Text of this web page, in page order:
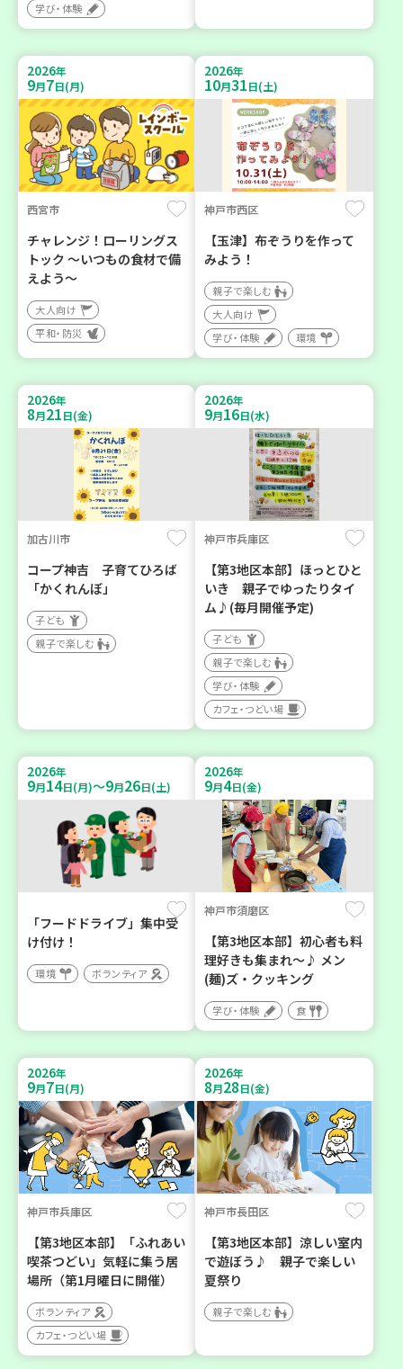
学び・体験
2026年
9月7日(月)
西宮市
チャレンジ！ローリングス
トック ～いつもの食材で備
えよう～
大人向け
平和・防災
2026年
10月31日(土)
神戸市西区
【玉津】布ぞうりを作って
みよう！
親子で楽しむ
大人向け
学び・体験
環境
2026年
8月21日(金)
加古川市
コープ神吉 子育てひろば
「かくれんぼ」
子ども
親子で楽しむ
2026年
9月16日(水)
神戸市兵庫区
【第3地区本部】ほっとひと
いき 親子でゆったりタイ
ム♪(毎月開催予定)
子ども
親子で楽しむ
学び・体験
カフェ・つどい場
2026年
9月14日(月)～9月26日(土)
「フードドライブ」集中受
け付け！
環境 ボランティア
2026年
9月4日(金)
神戸市須磨区
【第3地区本部】初心者も料
理好きも集まれ～♪ メン
(麺)ズ・クッキング
学び・体験 食
2026年
9月7日(月)
神戸市兵庫区
【第3地区本部】「ふれあい
喫茶つどい」気軽に集う居
場所（第1月曜日に開催）
ボランティア
カフェ・つどい場
2026年
8月28日(金)
神戸市長田区
【第3地区本部】涼しい室内
で遊ぼう♪ 親子で楽しい
夏祭り
親子で楽しむ